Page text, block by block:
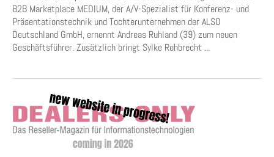
B2B Marketplace MEDIUM, der A/V-Spezialist für Konferenz- und
Präsentationstechnik und Tochterunternehmen der ALSO
Deutschland GmbH, ernennt Andreas Ruhland (39) zum neuen
Geschäftsführer. Zusätzlich bringt Sylke Rohbrecht ...